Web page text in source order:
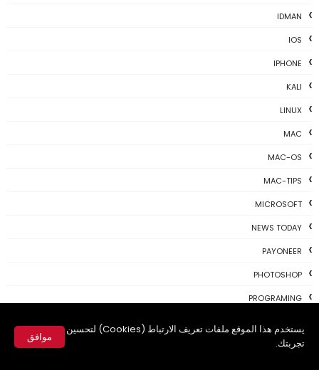
يستخدم هذا الموقع ملفات تعريف الارتباط (Cookies) لتحسين
تجربتك.
موافق
IDMAN
IOS
IPHONE
KALI
LINUX
MAC
MAC-OS
MAC-TIPS
MICROSOFT
NEWS TODAY
PAYONEER
PHOTOSHOP
PROGRAMING
REVIEWS